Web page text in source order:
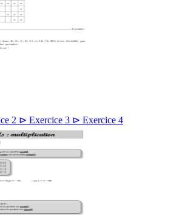
2 ⊳ Exercice 3 ⊳ Exercice 4